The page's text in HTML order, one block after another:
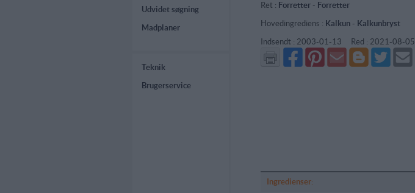
Udvidet søgning
Madplaner
Teknik
Brugerservice
Ret : Forretter- Forretter
Hovedingrediens : Kalkun- Kalkunbryst
Indsendt : 2003-01-13 Red : 2021-08-05
Del
på
Facebook
Del
på
Pinterest
Send
via
GMail
Del
på
Blogger
Del
på
Twitter
Send
mail
Ingredienser: